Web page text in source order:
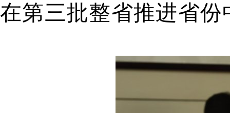
在第三批整省推进省